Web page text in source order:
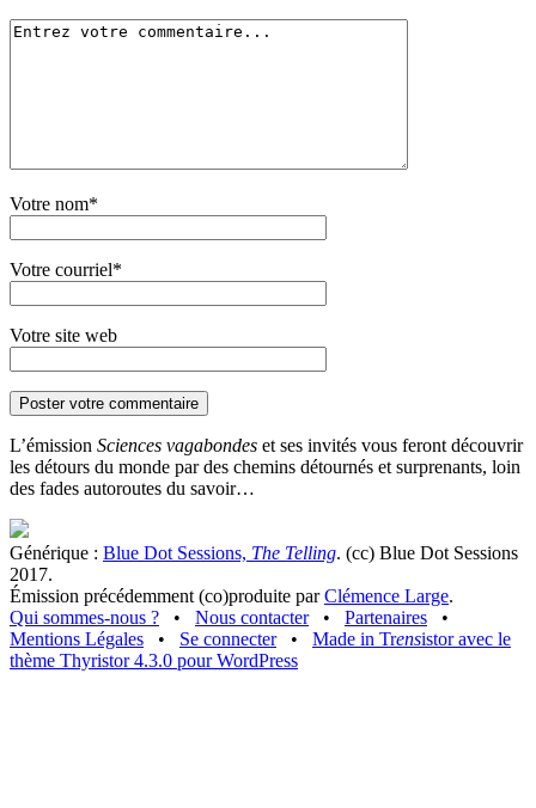
Votre nom*
Votre courriel*
Votre site web
L’émission Sciences vagabondes et ses invités vous feront découvrir
les détours du monde par des chemins détournés et surprenants, loin
des fades autoroutes du savoir…
Générique : Blue Dot Sessions, The Telling. (cc) Blue Dot Sessions
2017.
Émission précédemment (co)produite parClémence Large.
Qui sommes-nous ?
• Nous contacter • Partenaires
•
Mentions Légales
• Se connecter • Made in Trensistor avec le
thème Thyristor 4.3.0 pour WordPress